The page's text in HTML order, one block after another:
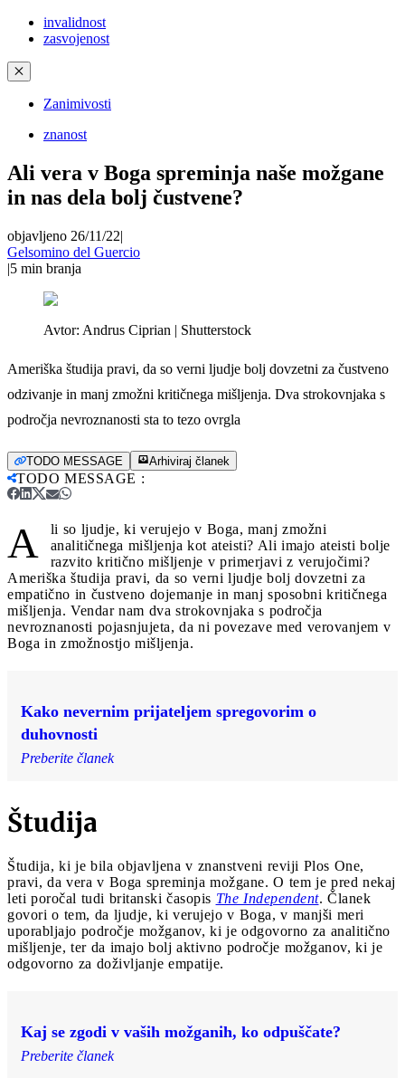
invalidnost
zasvojenost
✕
Zanimivosti
znanost
Ali vera v Boga spreminja naše možgane
in nas dela bolj čustvene?
objavljeno 26/11/22|
Gelsomino del Guercio
|5 min branja
Avtor: Andrus Ciprian | Shutterstock
Ameriška študija pravi, da so verni ljudje bolj dovzetni za čustveno
odzivanje in manj zmožni kritičnega mišljenja. Dva strokovnjaka s
področja nevroznanosti sta to tezo ovrgla
TODO MESSAGE Arhiviraj članek
TODO MESSAGE :
A
li so ljudje, ki verujejo v Boga, manj zmožni
analitičnega mišljenja kot ateisti? Ali imajo ateisti bolje
razvito kritično mišljenje v primerjavi z verujočimi?
Ameriška študija pravi, da so verni ljudje bolj dovzetni za
empatično in čustveno dojemanje in manj sposobni kritičnega
mišljenja. Vendar nam dva strokovnjaka s področja
nevroznanosti pojasnjujeta, da ni povezave med verovanjem v
Boga in zmožnostjo mišljenja.
Kako nevernim prijateljem spregovorim o
duhovnosti
Preberite članek
Študija
Študija, ki je bila objavljena v znanstveni reviji Plos One,
pravi, da vera v Boga spreminja možgane. O tem je pred nekaj
leti poročal tudi britanski časopis The Independent. Članek
govori o tem, da ljudje, ki verujejo v Boga, v manjši meri
uporabljajo področje možganov, ki je odgovorno za analitično
mišljenje, ter da imajo bolj aktivno področje možganov, ki je
odgovorno za doživljanje empatije.
Kaj se zgodi v vaših možganih, ko odpuščate?
Preberite članek